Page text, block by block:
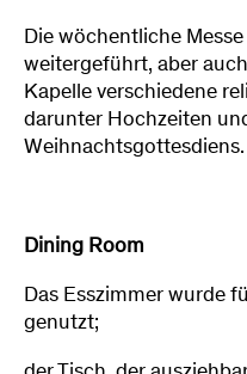
Die wöchentliche
weitergeführt, aber
Kapelle verschiedene
darunter Hochzeiten
Weihnachtsgottesdiens.
Dining Room
Das Esszimmer wurde
genutzt;